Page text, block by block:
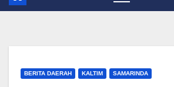
BERITA DAERAH KALTIM SAMARINDA